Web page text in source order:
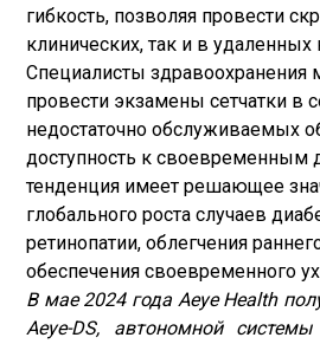
гибкость, позволяя провести
клинических, так и в удаленных
Специалисты здравоохранения
провести экзамены сетчатки в
недостаточно обслуживаемых
доступность к своевременным
тенденция имеет решающее
глобального роста случаев
ретинопатии, облегчения
обеспечения своевременного
В мае 2024 года Aeye Health
Aeye-DS, автономной